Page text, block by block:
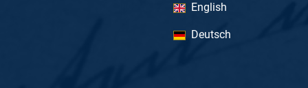
English
Deutsch